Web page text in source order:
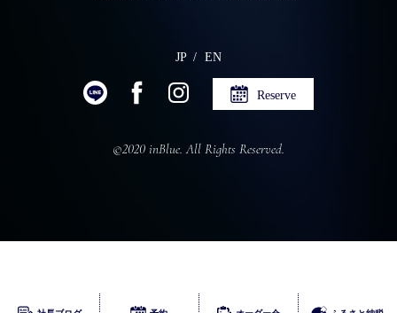
JP EN
Reserve
©2020 inBlue. All Rights Reserved.